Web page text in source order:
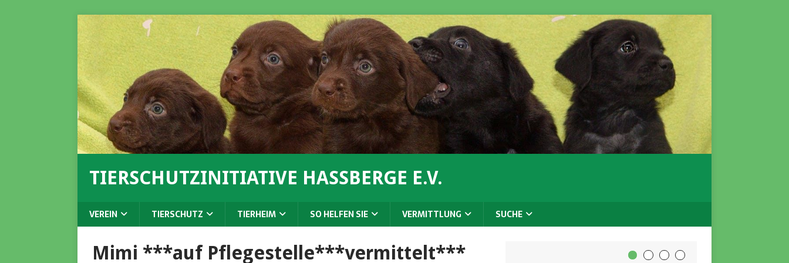
TIERSCHUTZINITIATIVE HASSBERGE E.V.
VEREIN TIERSCHUTZ TIERHEIM SO HELFEN SIE VERMITTLUNG SUCHE
Mimi ***auf Pflegestelle***vermittelt***